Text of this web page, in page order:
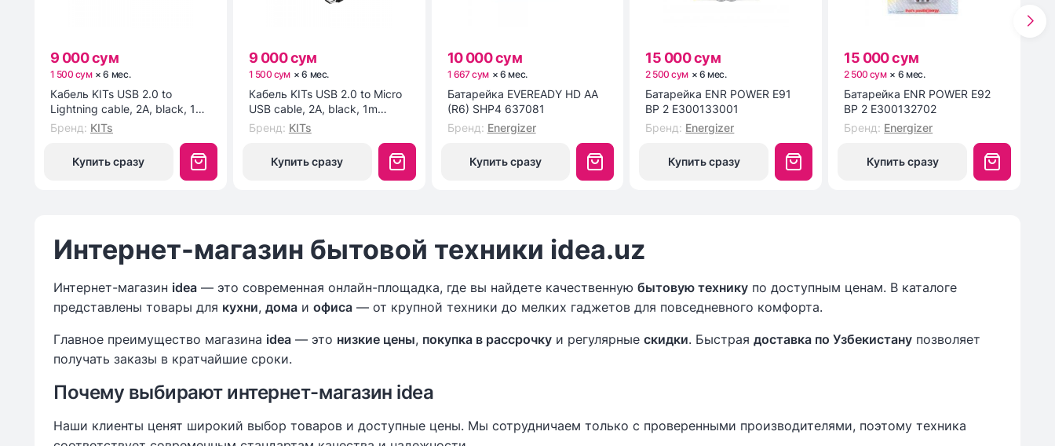
9 000 сум
1 500 сум ×6 мес.
Кабель KITs USB 2.0 to
Lightning cable, 2A, black, 1m
(KITS-W-003)
Бренд: KITs
Купить сразу
9 000 сум
1 500 сум ×6 мес.
Кабель KITs USB 2.0 to Micro
USB cable, 2A, black, 1m
(KITS-W-002)
Бренд: KITs
Купить сразу
10 000 сум
1 667 сум ×6 мес.
Батарейка EVEREADY HD AA
(R6) SHP4 637081
Бренд: Energizer
Купить сразу
15 000 сум
2 500 сум × 6 мес.
Батарейка ENR POWER E91
BP 2 E300133001
Бренд: Energizer
Купить сразу
15 000 сум
2 500 сум × 6 мес.
Батарейка ENR POWER E92
BP 2 E300132702
Бренд: Energizer
Купить сразу
Интернет-магазин бытовой техники idea.uz
Интернет-магазин idea — это современная онлайн-площадка, где вы найдете качественную бытовую технику по доступным ценам. В каталоге
представлены товары для кухни, дома и офиса — от крупной техники до мелких гаджетов для повседневного комфорта.
Главное преимущество магазина idea — это низкие цены, покупка в рассрочку и регулярные скидки. Быстрая доставка по Узбекистану позволяет
получать заказы в кратчайшие сроки.
Почему выбирают интернет-магазин idea
Наши клиенты ценят широкий выбор товаров и доступные цены. Мы сотрудничаем только с проверенными производителями, поэтому техника